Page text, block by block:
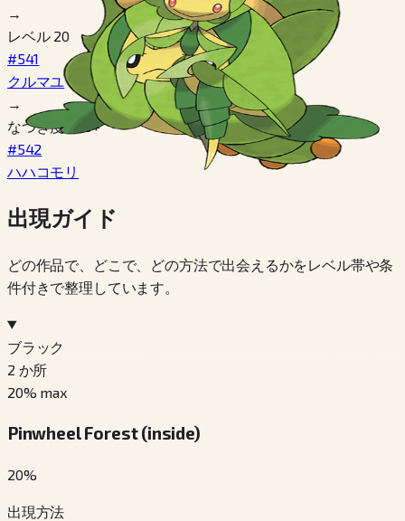
→
レベル 20
#541
クルマユ
→
なつき度 220+
#542
ハハコモリ
出現ガイド
どの作品で、どこで、どの方法で出会えるかをレベル帯や条
件付きで整理しています。
ブラック
2 か所
20% max
Pinwheel Forest (inside)
20%
出現方法